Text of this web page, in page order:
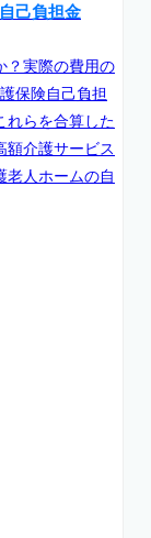
己負担金
？実際の費用の
保険自己負担
れらを合算した
額介護サービス
老人ホームの自